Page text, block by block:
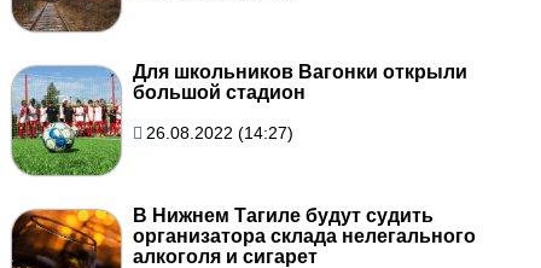
Для школьников Вагонки открыли
большой стадион
26.08.2022 (14:27)
В Нижнем Тагиле будут судить
организатора склада нелегального
алкоголя и сигарет